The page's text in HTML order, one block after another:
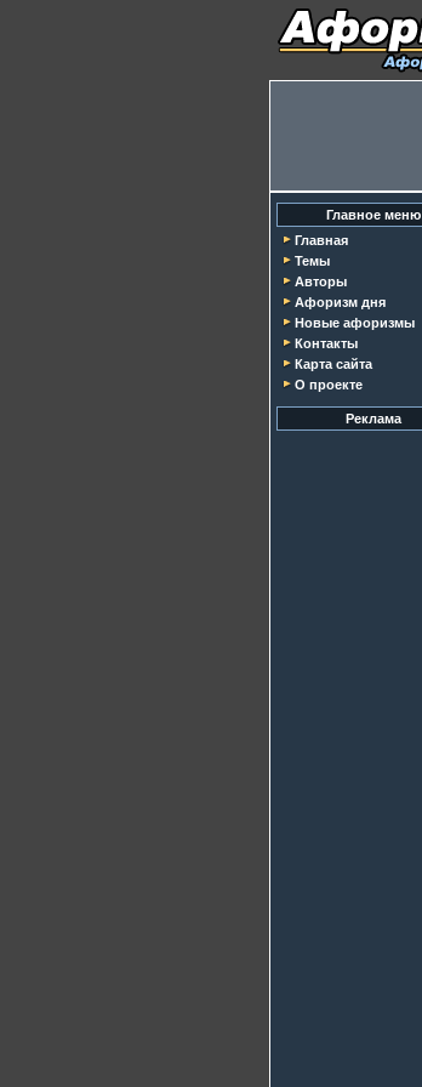
Главное меню
Главная
Темы
Авторы
Афоризм дня
Новые афоризмы
Контакты
Карта сайта
О проекте
Реклама